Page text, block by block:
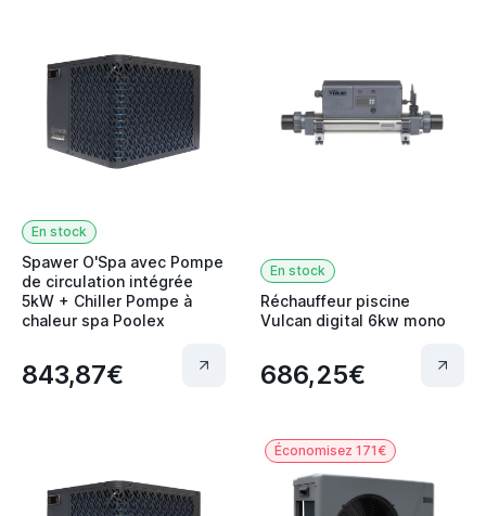
En stock
Spawer O'Spa avec Pompe
de circulation intégrée
5kW + Chiller Pompe à
chaleur spa Poolex
843,87€
En stock
Réchauffeur piscine
Vulcan digital 6kw mono
686,25€
Économisez 171€